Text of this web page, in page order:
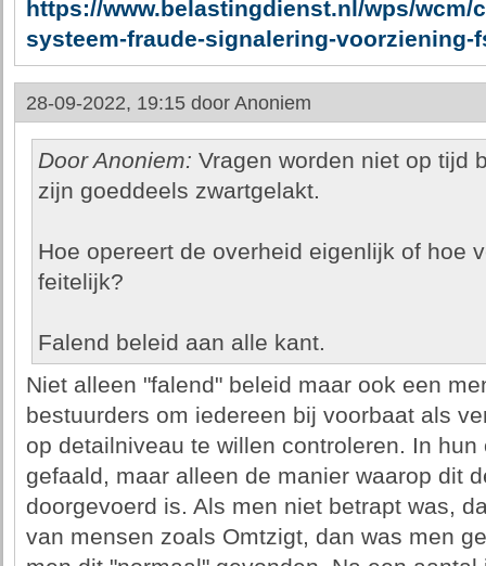
https://www.belastingdienst.nl/wps/
systeem-fraude-signalering-voorziening-
28-09-2022, 19:15 door Anoniem
Door Anoniem: Vragen worden niet op tijd
zijn goeddeels zwartgelakt.
Hoe opereert de overheid eigenlijk of hoe
feitelijk?
Falend beleid aan alle kant.
Niet alleen "falend" beleid maar ook een
bestuurders om iedereen bij voorbaat als
op detailniveau te willen controleren. In
gefaald, maar alleen de manier waarop dit
doorgevoerd is. Als men niet betrapt was,
van mensen zoals Omtzigt, dan was men